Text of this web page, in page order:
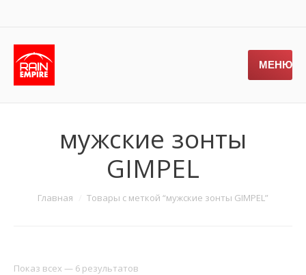
МЕНЮ
мужские зонты
GIMPEL
Главная Товары с меткой “мужские зонты GIMPEL”
Показ всех — 6 результатов